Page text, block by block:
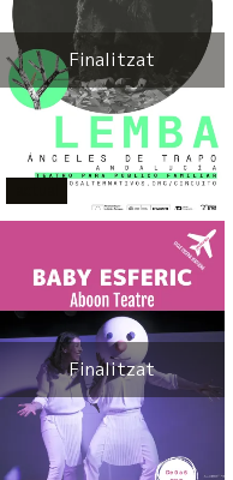
Finalitzat
Finalitzat